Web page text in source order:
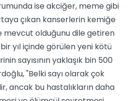
ise akciğer, meme gibi
çıkan kanserlerin kemiğe
mevcut olduğunu dile getiren
yıl içinde görülen yeni kötü
sayısının yaklaşık bin 500
"Belki sayı olarak çok
ancak bu hastalıkların daha